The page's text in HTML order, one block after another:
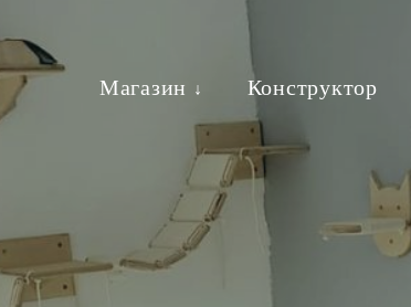
Магазин ↓
Мостики Когтеточки
Конструктор
Главная